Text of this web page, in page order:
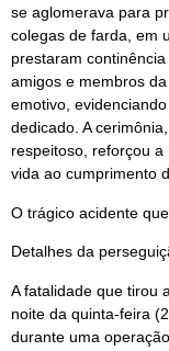
se aglomerava para
colegas de farda, em
prestaram
amigos e membros
emotivo,
dedicado. A
respeitoso, reforçou
vida ao cumprimento
O trágico acidente
Detalhes da
A fatalidade que tirou
noite da quinta-feira
durante uma